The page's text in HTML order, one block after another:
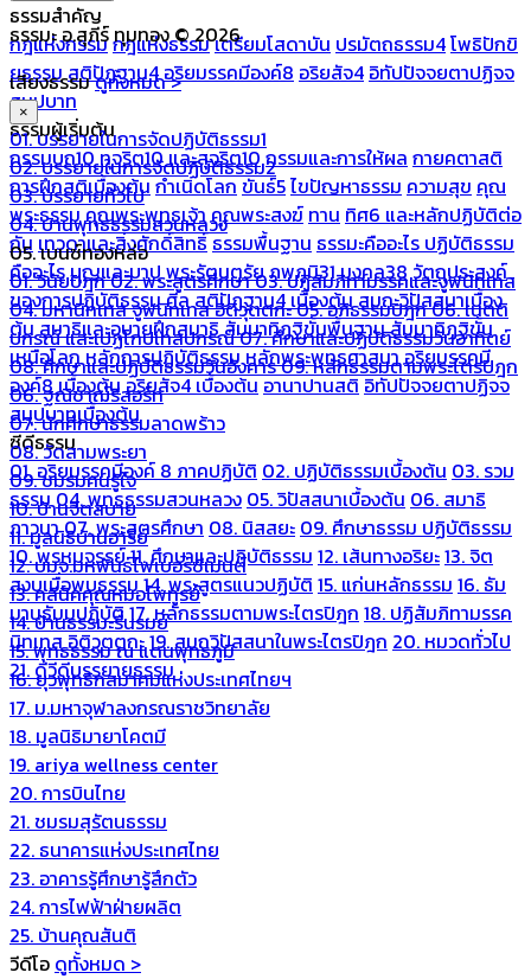
ธรรมสำคัญ
กฎแห่งกรรมกฎแห่งธรรมเตรียมโสดาบัน ปรมัตถธรรม4โพธิปักขิ
ยธรรมสติปัฏฐาน4อริยมรรคมีองค์8 อริยสัจ4 อิทัปปัจจยตาปฏิจจ
สมุปบาท
ธรรมผู้เริ่มต้น
กรรมบถ10 ทุจริต10 และสุจริต10กรรมและการให้ผล กายคตาสติ
การฝึกสติเบื้องต้นกำเนิดโลกขันธ์5ไขปัญหาธรรม ความสุข คุณ
พระธรรมคุณพระพุทธเจ้าคุณพระสงฆ์ ทาน ทิศ6 และหลักปฏิบัติต่อ
กันเทวดาและสิ่งศักดิ์สิทธิ์ธรรมพื้นฐาน ธรรมะคืออะไร ปฏิบัติธรรม
คืออะไรบุญและบาปพระรัตนตรัยภพภูมิ31 มงคล38 วัตถุประสงค์
ของการปฏิบัติธรรมศีลสติปัฏฐาน4 เบื้องต้นสมถะวิปัสสนาเบื้อง
ต้นสมาธิและอุบายฝึกสมาธิสัมมาทิฏฐิขั้นพื้นฐานสัมมาทิฏฐิขั้น
เหนือโลกหลักการปฏิบัติธรรมหลักพระพุทธศาสนาอริยมรรคมี
องค์8 เบื้องต้นอริยสัจ4 เบื้องต้นอานาปานสติอิทัปปัจจยตาปฏิจจ
สมุปบาทเบื้องต้น
ซีดีธรรม
01. อริยมรรคมีองค์ 8 ภาคปฏิบัติ 02. ปฏิบัติธรรมเบื้องต้น 03. รวม
ธรรม04. พุทธธรรมสวนหลวง 05. วิปัสสนาเบื้องต้น 06. สมาธิ
ภาวนา07. พระสูตรศึกษา 08. นิสสยะ 09. ศึกษาธรรม ปฏิบัติธรรม
10. พรหมจรรย์11. ศึกษาและปฏิบัติธรรม 12. เส้นทางอริยะ13. จิต
สงบเมื่อพบธรรม14. พระสูตรแนวปฏิบัติ 15. แก่นหลักธรรม 16. ธัม
มานุธัมมปฏิบัติ17. หลักธรรมตามพระไตรปิฎก 18. ปฏิสัมภิทามรรค
นิทเทส อิติวุตตกะ19. สมถวิปัสสนาในพระไตรปิฎก 20. หมวดทั่วไป
21. ดีวีดีบรรยายธรรม
ธรรมะ อ.สุภีร์ ทุมทอง © 2026
เสียงธรรมดูทั้งหมด >
×
01. บรรยายในการจัดปฏิบัติธรรม1
02. บรรยายในการจัดปฏิบัติธรรม2
03. บรรยายทั่วไป
04. บ้านพุทธธรรมสวนหลวง
05. เบนซ์ทองหล่อ
01. วินัยปิฎก02. พระสูตรศึกษา03. ปฏิสัมภิทามรรคและจูฬนิทเทส
04. มหานิทเทส จูฬนิทเทส อิติวุตตกะ05. อภิธรรมปิฎก06. เนตติ
ปกรณ์ และเปฏโกปเทสปกรณ์07. ศึกษาและปฏิบัติธรรมวันอาทิตย์
08. ศึกษาและปฏิบัติธรรมวันอังคาร09. หลักธรรมตามพระไตรปิฎก
06. ฐณิชาฌ์รีสอร์ท
07. นักศึกษาธรรมลาดพร้าว
08. วัดสามพระยา
09. ชมรมคนรู้ใจ
10. บ้านจิตสบาย
11. มูลนิธิบ้านอารีย์
12. บมจ.มหพันธ์ไฟเบอร์ซีเมนต์
13. คลีนิคคุณหมอไพทูรย์
14. บ้านธรรมะรื่นรมย์
15. พุทธธรรม ณ แดนพุทธภูมิ
16. ยุวพุทธิกสมาคมแห่งประเทศไทยฯ
17. ม.มหาจุฬาลงกรณราชวิทยาลัย
18. มูลนิธิมายาโคตมี
19. ariya wellness center
20. การบินไทย
21. ชมรมสุรัตนธรรม
22. ธนาคารแห่งประเทศไทย
23. อาคารรู้ศึกษารู้สึกตัว
24. การไฟฟ้าฝ่ายผลิต
25. บ้านคุณสันติ
วีดีโอ ดูทั้งหมด >